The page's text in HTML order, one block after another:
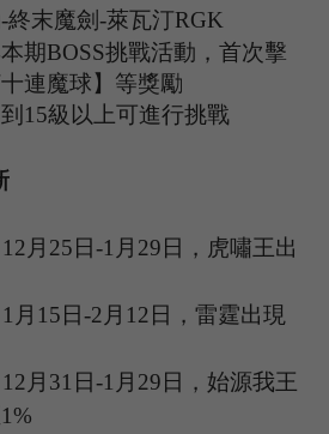
-終末魔劍-萊瓦汀RGK
期BOSS挑戰活動，首次擊
連魔球】等獎勵
15級以上可進行挑戰
月 25 日-1 月 29 日， 虎嘯王出
1 月 15 日-2 月 12 日，雷霆出現
12 月 31 日-1 月 29 日，始源我王
1%